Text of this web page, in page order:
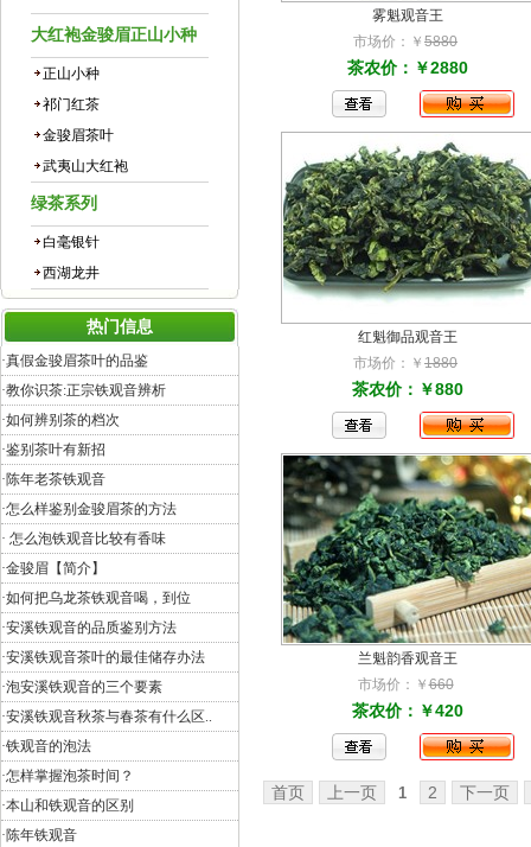
大红袍金骏眉正山小种
正山小种
祁门红茶
金骏眉茶叶
武夷山大红袍
绿茶系列
白毫银针
西湖龙井
热门信息
·真假金骏眉茶叶的品鉴
·教你识茶:正宗铁观音辨析
·如何辨别茶的档次
·鉴别茶叶有新招
·陈年老茶铁观音
·怎么样鉴别金骏眉茶的方法
· 怎么泡铁观音比较有香味
·金骏眉【简介】
·如何把乌龙茶铁观音喝，到位
·安溪铁观音的品质鉴别方法
·安溪铁观音茶叶的最佳储存办法
·泡安溪铁观音的三个要素
·安溪铁观音秋茶与春茶有什么区..
·铁观音的泡法
·怎样掌握泡茶时间？
·本山和铁观音的区别
·陈年铁观音
雾魁观音王
市场价：￥ 5880
茶农价：￥2880
红魁御品观音王
市场价：￥ 1880
茶农价：￥880
兰魁韵香观音王
市场价：￥660
茶农价：￥420
首页 上一页 1 2 下一页